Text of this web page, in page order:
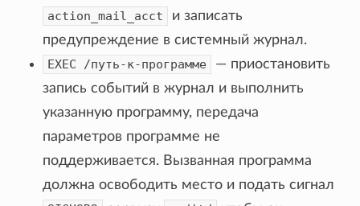
action_mail_acct
и записать
предупреждение в системный журнал.
EXEC
/путь-к-программе
— приостановить
запись событий в журнал и выполнить
указанную программу, передача
параметров программе не
поддерживается. Вызванная программа
должна освободить место и подать сигнал